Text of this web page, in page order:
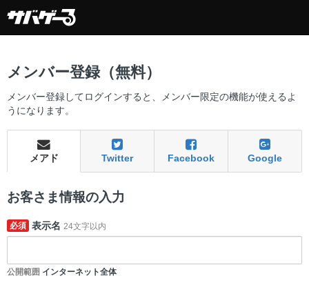
メンバー登録（無料）
メンバー登録してログインすると、メンバー限定の機能が使えるよ
うになります。
メアド Twitter Facebook Google
お客さま情報の入力
必須 表示名 24文字以内
公開範囲 インターネット全体